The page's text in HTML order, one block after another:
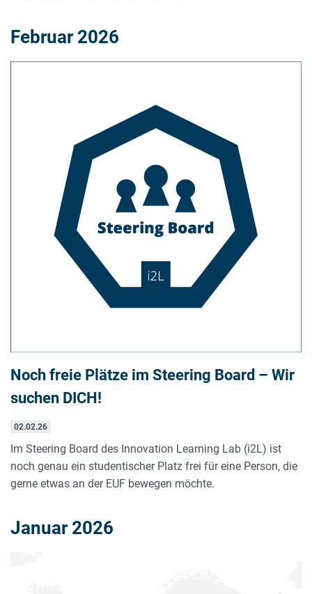
Februar 2026
Noch freie Plätze im Steering Board – Wir
suchen DICH!
02.02.26
Im Steering Board des Innovation Learning Lab (i2L) ist
noch genau ein studentischer Platz frei für eine Person, die
gerne etwas an der EUF bewegen möchte.
Januar 2026